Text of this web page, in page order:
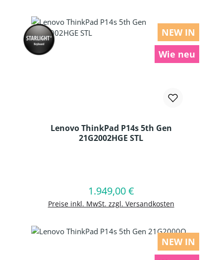
NEW IN
Wie neu
Lenovo ThinkPad P14s 5th Gen
21G2002HGE STL
Regulärer Preis:
1.949,00 €
Preise inkl. MwSt. zzgl. Versandkosten
In den Warenkorb
NEW IN